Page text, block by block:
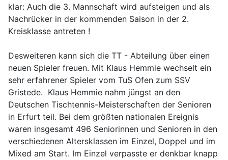
klar: Auch die 3. Mannschaft wird aufsteigen und als
Nachrücker in der kommenden Saison in der 2.
Kreisklasse antreten !
Desweiteren kann sich die TT - Abteilung über einen
neuen Spieler freuen. Mit Klaus Hemmie wechselt ein
sehr erfahrener Spieler vom TuS Ofen zum SSV
Gristede. Klaus Hemmie nahm jüngst an den
Deutschen Tischtennis-Meisterschaften der Senioren
in Erfurt teil. Bei dem größten nationalen Ereignis
waren insgesamt 496 Seniorinnen und Senioren in den
verschiedenen Altersklassen im Einzel, Doppel und im
Mixed am Start. Im Einzel verpasste er denkbar knapp